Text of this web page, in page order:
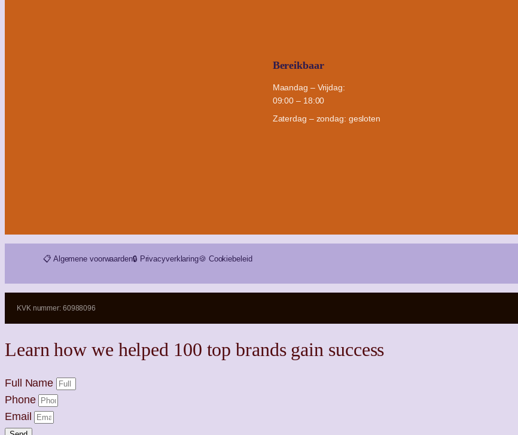
Bereikbaar
Maandag – Vrijdag:
09:00 – 18:00
Zaterdag – zondag: gesloten
📋 Algemene voorwaarden🔒 Privacyverklaring🍪 Cookiebeleid
KVK nummer: 60988096
Learn how we helped 100 top brands gain success
Full Name
Phone
Email